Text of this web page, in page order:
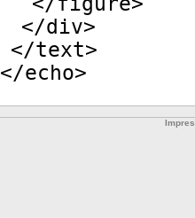
</div>
</text>
</echo>